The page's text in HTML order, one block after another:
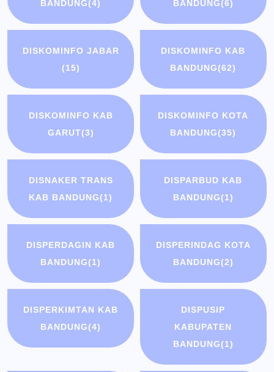
BANDUNG(4) BANDUNG(6)
DISKOMINFO JABAR
(15)
DISKOMINFO KAB
BANDUNG(62)
DISKOMINFO KAB
GARUT(3)
DISKOMINFO KOTA
BANDUNG(35)
DISNAKER TRANS
KAB BANDUNG(1)
DISPARBUD KAB
BANDUNG(1)
DISPERDAGIN KAB
BANDUNG(1)
DISPERINDAG KOTA
BANDUNG(2)
DISPERKIMTAN KAB
BANDUNG(4)
DISPUSIP
KABUPATEN
BANDUNG(1)